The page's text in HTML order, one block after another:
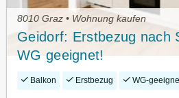
8010 Graz • Wohnung kaufen
Geidorf: Erstbezug nach
WG geeignet!
Balkon Erstbezug WG-